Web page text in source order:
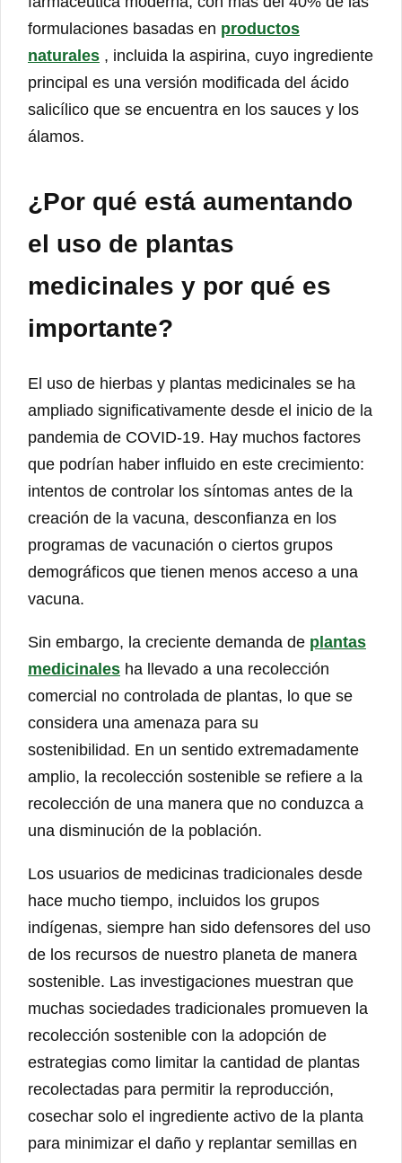
formulaciones basadas en productos
naturales , incluida la aspirina, cuyo ingrediente
principal es una versión modificada del ácido
salicílico que se encuentra en los sauces y los
álamos.
¿Por qué está aumentando
el uso de plantas
medicinales y por qué es
importante?
El uso de hierbas y plantas medicinales se ha
ampliado significativamente desde el inicio de la
pandemia de COVID-19. Hay muchos factores
que podrían haber influido en este crecimiento:
intentos de controlar los síntomas antes de la
creación de la vacuna, desconfianza en los
programas de vacunación o ciertos grupos
demográficos que tienen menos acceso a una
vacuna.
Sin embargo, la creciente demanda de plantas
medicinales ha llevado a una recolección
comercial no controlada de plantas, lo que se
considera una amenaza para su
sostenibilidad. En un sentido extremadamente
amplio, la recolección sostenible se refiere a la
recolección de una manera que no conduzca a
una disminución de la población.
Los usuarios de medicinas tradicionales desde
hace mucho tiempo, incluidos los grupos
indígenas, siempre han sido defensores del uso
de los recursos de nuestro planeta de manera
sostenible. Las investigaciones muestran que
muchas sociedades tradicionales promueven la
recolección sostenible con la adopción de
estrategias como limitar la cantidad de plantas
recolectadas para permitir la reproducción,
cosechar solo el ingrediente activo de la planta
para minimizar el daño y replantar semillas en